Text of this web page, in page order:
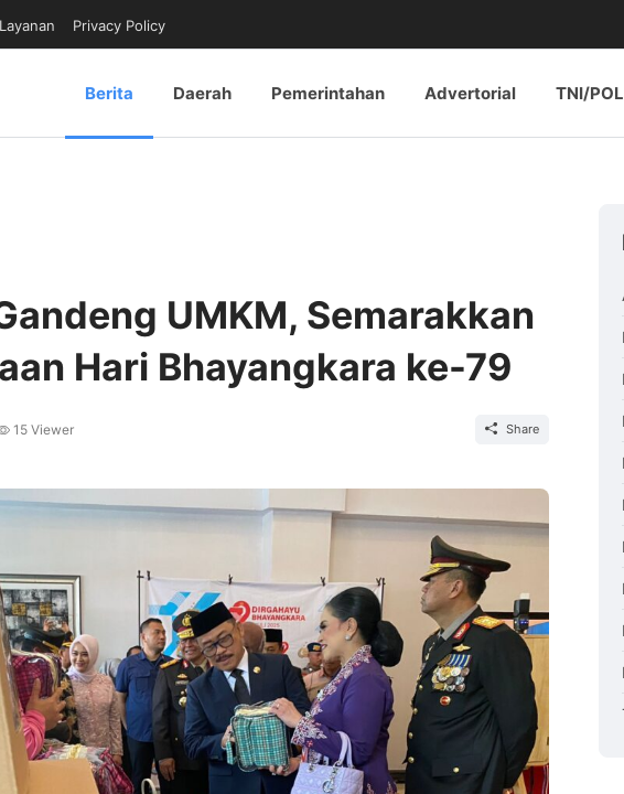
Layanan Privacy Policy
Berita Daerah Pemerintahan Advertorial TNI/
UMKM, Semarakkan
Hari Bhayangkara ke-79
15 Viewer Share